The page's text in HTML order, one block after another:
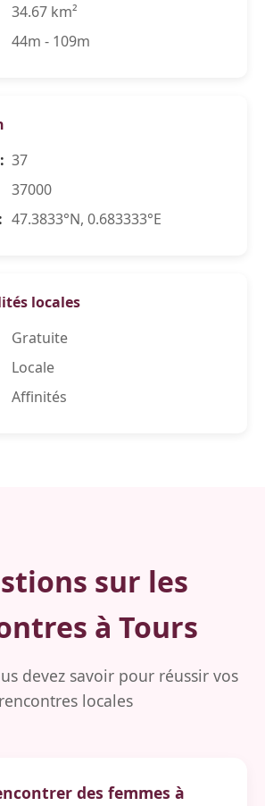
34.67 km²
44m - 109m
37
37000
47.3833°N, 0.683333°E
locales
Gratuite
Locale
Affinités
sur les
à Tours
devez savoir pour réussir vos
rencontres locales
des femmes à